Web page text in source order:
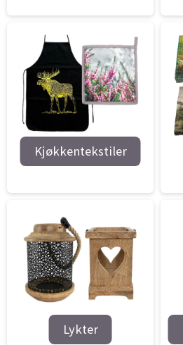
Kjøkkentekstiler
Lykter